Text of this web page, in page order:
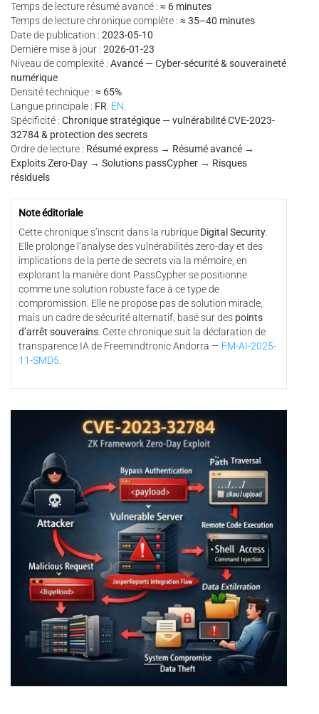
Temps de lecture résumé avancé : ≈ 6 minutes
Temps de lecture chronique complète : ≈ 35–40 minutes
Date de publication : 2023-05-10
Dernière mise à jour : 2026-01-23
Niveau de complexité : Avancé — Cyber-sécurité & souveraineté
numérique
Densité technique : ≈ 65%
Langue principale : FR. EN.
Spécificité : Chronique stratégique — vulnérabilité CVE-2023-
32784 & protection des secrets
Ordre de lecture : Résumé express → Résumé avancé →
Exploits Zero-Day → Solutions passCypher → Risques
résiduels
Note éditoriale
Cette chronique s’inscrit dans la rubrique Digital Security.
Elle prolonge l’analyse des vulnérabilités zero-day et des
implications de la perte de secrets via la mémoire, en
explorant la manière dont PassCypher se positionne
comme une solution robuste face à ce type de
compromission. Elle ne propose pas de solution miracle,
mais un cadre de sécurité alternatif, basé sur des points
d’arrêt souverains. Cette chronique suit la déclaration de
transparence IA de Freemindtronic Andorra — FM-AI-2025-
11-SMD5.